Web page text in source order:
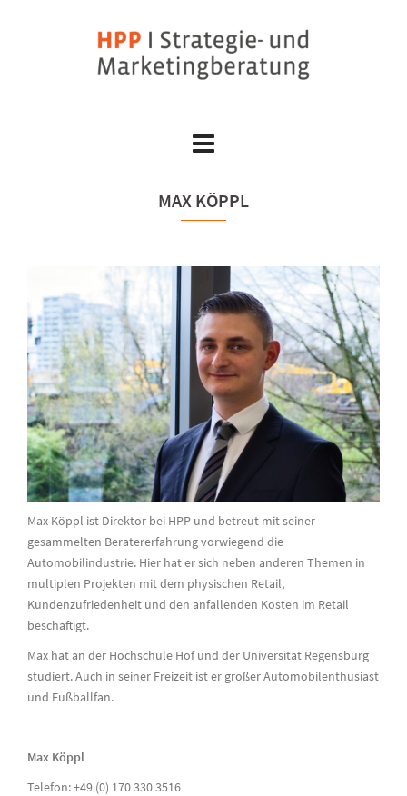
MAX KÖPPL
Max Köppl ist Direktor bei HPP und betreut mit seiner
gesammelten Beratererfahrung vorwiegend die
Automobilindustrie. Hier hat er sich neben anderen Themen in
multiplen Projekten mit dem physischen Retail,
Kundenzufriedenheit und den anfallenden Kosten im Retail
beschäftigt.
Max hat an der Hochschule Hof und der Universität Regensburg
studiert. Auch in seiner Freizeit ist er großer Automobilenthusiast
und Fußballfan.
Max Köppl
Telefon: +49 (0) 170 330 3516